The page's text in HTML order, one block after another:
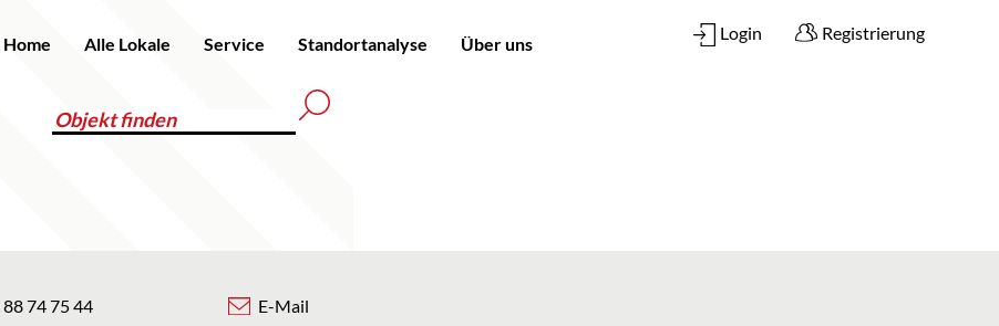
Home Alle Lokale Service Standortanalyse Über uns
Login Registrierung
74 75 44 E-Mail